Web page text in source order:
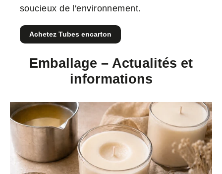
soucieux de l'environnement.
Achetez Tubes encarton
Emballage – Actualités et
informations